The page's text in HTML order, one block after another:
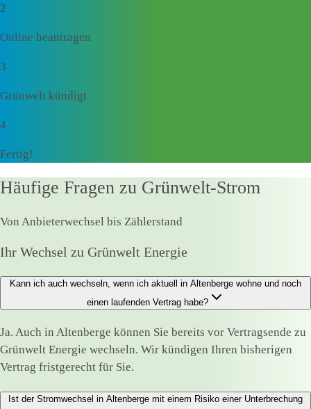
2
Online beantragen
3
Grünwelt kündigt
4
Fertig!
Häufige Fragen zu Grünwelt-Strom
Von Anbieterwechsel bis Zählerstand
Ihr Wechsel zu Grünwelt Energie
Kann ich auch wechseln, wenn ich aktuell in Altenberge wohne und noch
einen laufenden Vertrag habe?
Ja. Auch in Altenberge können Sie bereits vor Vertragsende zu
Grünwelt Energie wechseln. Wir kündigen Ihren bisherigen
Vertrag fristgerecht für Sie.
Ist der Stromwechsel in Altenberge mit einem Risiko einer Unterbrechung